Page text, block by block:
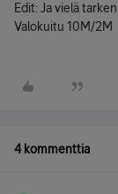
Edit: Ja vielä
Valokuitu 10M/2M
4 kommenttia